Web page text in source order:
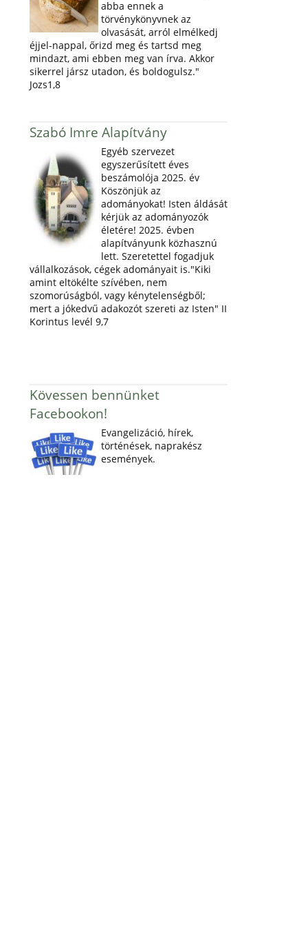
abba ennek a
törvénykönyvnek az
olvasását, arról elmélkedj
éjjel-nappal, őrizd meg és tartsd meg
mindazt, ami ebben meg van írva. Akkor
sikerrel jársz utadon, és boldogulsz."
Jozs1,8
Szabó Imre Alapítvány
Egyéb szervezet
egyszerűsített éves
beszámolója 2025. év
Köszönjük az
adományokat! Isten áldását
kérjük az adományozók
életére! 2025. évben
alapítványunk közhasznú
lett. Szeretettel fogadjuk
vállalkozások, cégek adományait is."Kiki
amint eltökélte szívében, nem
szomorúságból, vagy kénytelenségből;
mert a jókedvű adakozót szereti az Isten" II
Korintus levél 9,7
Kövessen bennünket
Facebookon!
Evangelizáció, hírek,
történések, naprakész
események.